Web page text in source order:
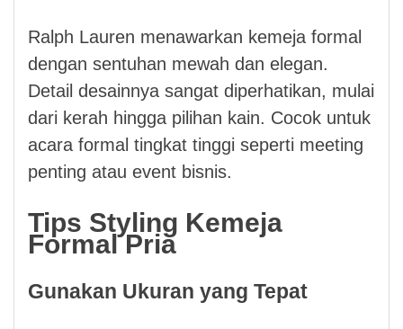
Ralph Lauren menawarkan kemeja formal
dengan sentuhan mewah dan elegan.
Detail desainnya sangat diperhatikan, mulai
dari kerah hingga pilihan kain. Cocok untuk
acara formal tingkat tinggi seperti meeting
penting atau event bisnis.
Tips Styling Kemeja
Formal Pria
Gunakan Ukuran yang Tepat